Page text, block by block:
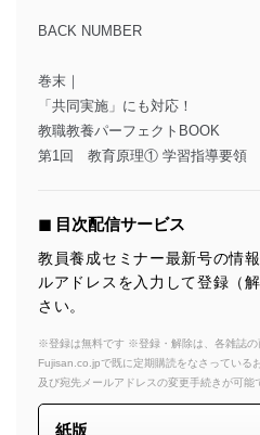
BACK NUMBER
巻末｜
「共同実施」にも対応！
教職教養パーフェクトBOOK
第1回 教育原理① 学習指導要領
◼︎ 目次配信サービス
教員養成セミナー最新号の情
ルアドレスを入力して登録（
さい。
※登録は無料です ※登録・解除は、各雑誌の
Fujisan.co.jpで既に定期購読をなさっている
及び宛先メールアドレスの変更手続きが可能